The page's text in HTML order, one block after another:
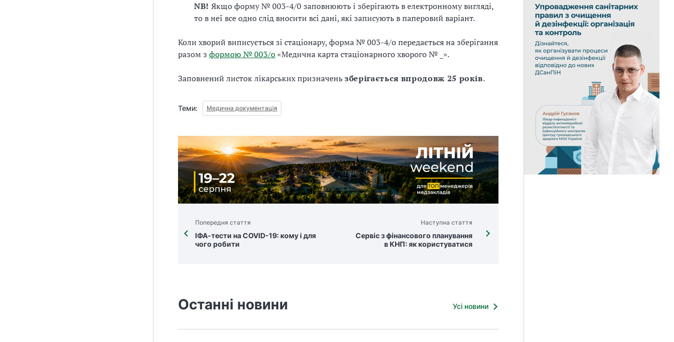
NB! Якщо форму № 003-4/0 заповнюють і зберігають в електронному вигляді,
то в неї все одно слід вносити всі дані, які записують в паперовий варіант.
Коли хворий виписується зі стаціонару, форма № 003-4/о передається на зберігання
разом з формою № 003/о«Медична карта стаціонарного хворого № _».
Заповнений листок лікарських призначеньзберігається впродовж 25 років.
Теми: Медична документація
Попередня стаття
ІФА-тести на COVID-19: кому і для
чого робити
Наступна стаття
Сервіс з фінансового планування
в КНП: як користуватися
Останні новини Усі новини